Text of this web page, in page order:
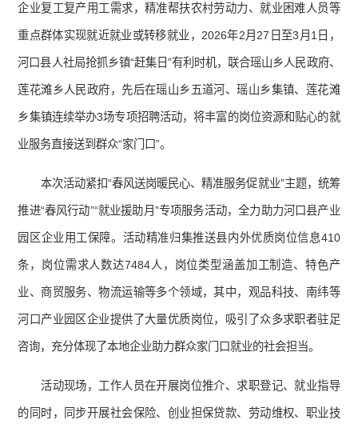
企业复工复产用工需求，精准帮扶农村劳动力、就业困难人员等
重点群体实现就近就业或转移就业，2026年2月27日至3月1日，
河口县人社局抢抓乡镇“赶集日”有利时机，联合瑶山乡人民政府、
莲花滩乡人民政府，先后在瑶山乡五道河、瑶山乡集镇、莲花滩
乡集镇连续举办3场专项招聘活动，将丰富的岗位资源和贴心的就
业服务直接送到群众“家门口”。
本次活动紧扣“春风送岗暖民心、精准服务促就业”主题，统筹
推进“春风行动”“就业援助月”专项服务活动，全力助力河口县产业
园区企业用工保障。活动精准归集推送县内外优质岗位信息410
条，岗位需求人数达7484人，岗位类型涵盖加工制造、特色产
业、商贸服务、物流运输等多个领域，其中，观品科技、南纬等
河口产业园区企业提供了大量优质岗位，吸引了众多求职者驻足
咨询，充分体现了本地企业助力群众家门口就业的社会担当。
活动现场，工作人员在开展岗位推介、求职登记、就业指导
的同时，同步开展社会保险、创业担保贷款、劳动维权、职业技